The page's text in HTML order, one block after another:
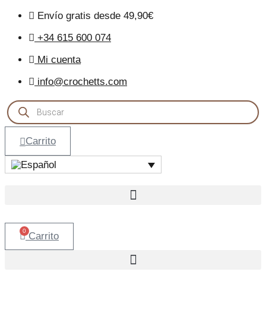
Envío gratis desde 49,90€
+34 615 600 074
Mi cuenta
info@crochetts.com
Búsqueda
de
productos
Carrito
0 Carrito